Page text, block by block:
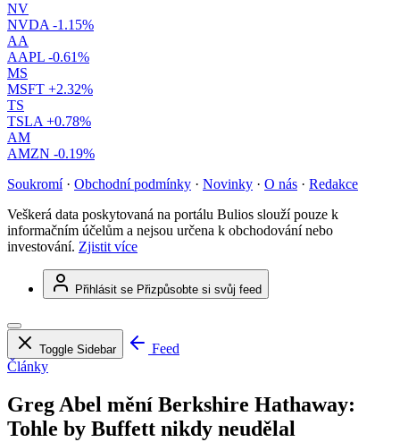
NV
NVDA -1.15%
AA
AAPL -0.61%
MS
MSFT +2.32%
TS
TSLA +0.78%
AM
AMZN -0.19%
Soukromí · Obchodní podmínky · Novinky · O nás · Redakce
Veškerá data poskytovaná na portálu Bulios slouží pouze k
informačním účelům a nejsou určena k obchodování nebo
investování. Zjistit více
Přihlásit se Přizpůsobte si svůj feed
Toggle Sidebar
Feed
Články
Greg Abel mění Berkshire Hathaway:
Tohle by Buffett nikdy neudělal